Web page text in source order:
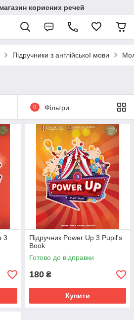
корисних речей
Підручники з англійської мови
0 Фільтри
3
Підручник Power Up 3 Pupil's
Book
Готово до відправки
180 ₴
Купити